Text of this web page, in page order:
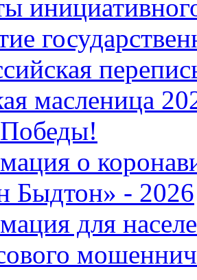
масленица
о
Быдтон» - 2026
для